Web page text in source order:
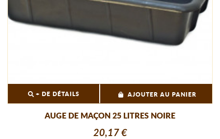
+ DE DÉTAILS AJOUTER AU PANIER
AUGE DE MAÇON 25 LITRES NOIRE
20,17 €